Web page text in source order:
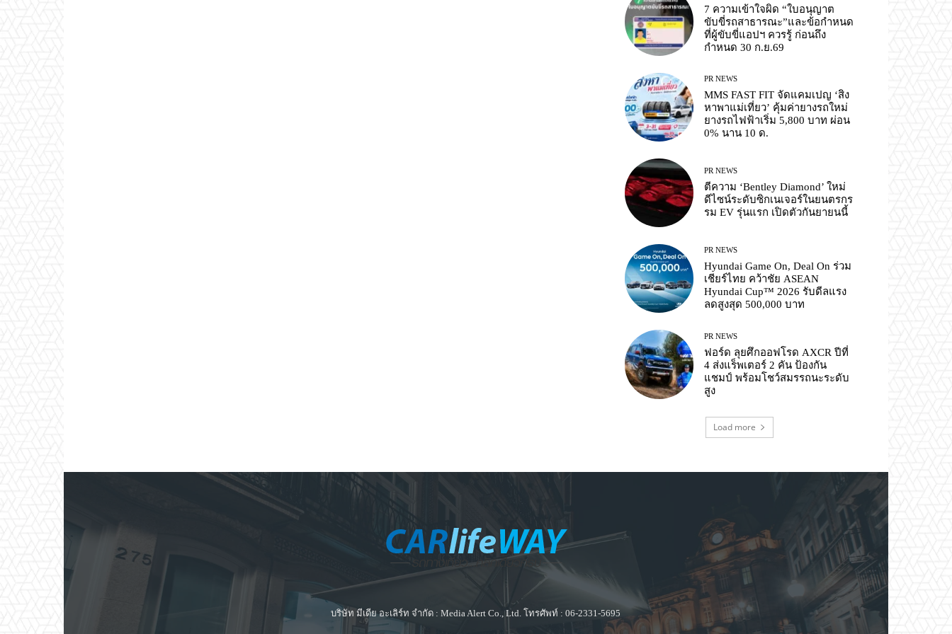
7 ความเข้าใจผิด “ใบอนุญาต
ขับขี่รถสาธารณะ”และข้อกำหนด
ที่ผู้ขับขี่แอปฯ ควรรู้ ก่อนถึง
กำหนด 30 ก.ย.69
PR NEWS
MMS FAST FIT จัดแคมเปญ ‘สิง
หาพาแม่เที่ยว’ คุ้มค่ายางรถใหม่
ยางรถไฟฟ้าเริ่ม 5,800 บาท ผ่อน
0% นาน 10 ด.
PR NEWS
ตีความ ‘Bentley Diamond’ ใหม่
ดีไซน์ระดับซิกเนเจอร์ในยนตรกร
รม EV รุ่นแรก เปิดตัวกันยายนนี้
PR NEWS
Hyundai Game On, Deal On ร่วม
เชียร์ไทย คว้าชัย ASEAN
Hyundai Cup™ 2026 รับดีลแรง
ลดสูงสุด 500,000 บาท
PR NEWS
ฟอร์ด ลุยศึกออฟโรด AXCR ปีที่
4 ส่งแร็พเตอร์ 2 คัน ป้องกัน
แชมป์ พร้อมโชว์สมรรถนะระดับ
สูง
Load more
บริษัท มีเดีย อะเลิร์ท จำกัด : Media Alert Co., Ltd. โทรศัพท์ : 06-2331-5695